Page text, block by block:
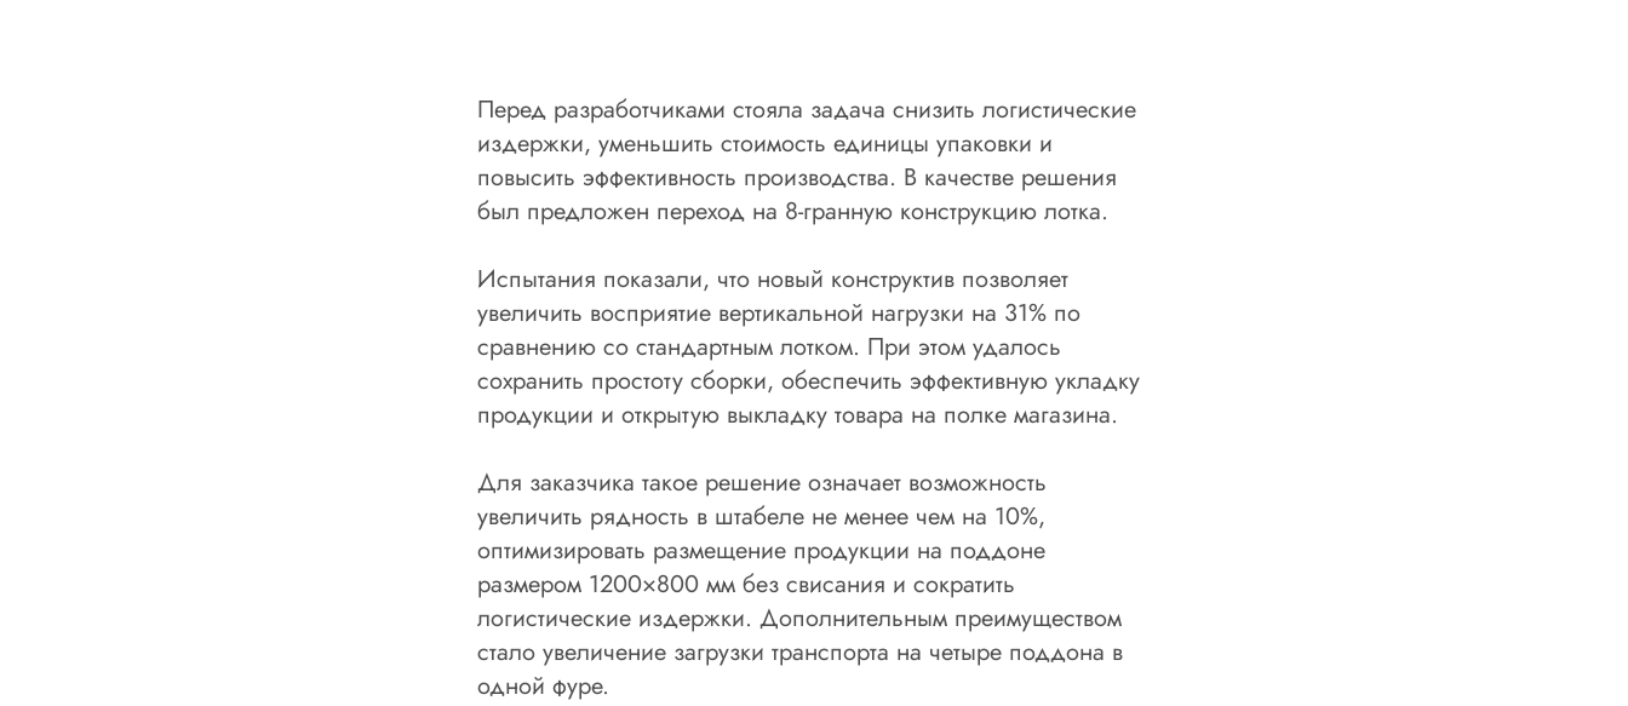
Перед разработчиками стояла задача снизить логистические
издержки, уменьшить стоимость единицы упаковки и
повысить эффективность производства. В качестве решения
был предложен переход на 8-гранную конструкцию лотка.
Испытания показали, что новый конструктив позволяет
увеличить восприятие вертикальной нагрузки на 31% по
сравнению со стандартным лотком. При этом удалось
сохранить простоту сборки, обеспечить эффективную укладку
продукции и открытую выкладку товара на полке магазина.
Для заказчика такое решение означает возможность
увеличить рядность в штабеле не менее чем на 10%,
оптимизировать размещение продукции на поддоне
размером 1200×800 мм без свисания и сократить
логистические издержки. Дополнительным преимуществом
стало увеличение загрузки транспорта на четыре поддона в
одной фуре.